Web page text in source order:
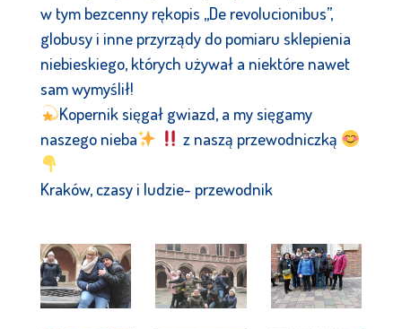
w tym bezcenny rękopis ,,De revolucionibus”,
globusy i inne przyrządy do pomiaru sklepienia
niebieskiego, których używał a niektóre nawet
sam wymyślił!
Kopernik sięgał gwiazd, a my sięgamy
naszego nieba
z naszą przewodniczką
Kraków, czasy i ludzie- przewodnik